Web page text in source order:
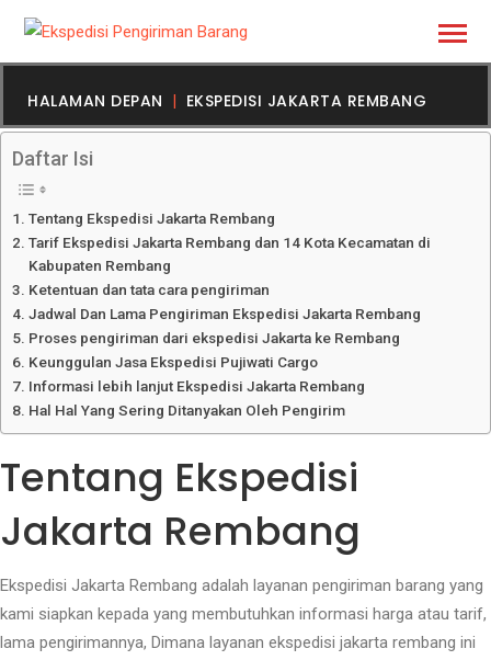
HALAMAN DEPAN EKSPEDISI JAKARTA REMBANG
Daftar Isi
Tentang Ekspedisi Jakarta Rembang
Tarif Ekspedisi Jakarta Rembang dan 14 Kota Kecamatan di
Kabupaten Rembang
Ketentuan dan tata cara pengiriman
Jadwal Dan Lama Pengiriman Ekspedisi Jakarta Rembang
Proses pengiriman dari ekspedisi Jakarta ke Rembang
Keunggulan Jasa Ekspedisi Pujiwati Cargo
Informasi lebih lanjut Ekspedisi Jakarta Rembang
Hal Hal Yang Sering Ditanyakan Oleh Pengirim
Tentang Ekspedisi
Jakarta Rembang
Ekspedisi Jakarta Rembang adalah layanan pengiriman barang yang
kami siapkan kepada yang membutuhkan informasi harga atau tarif,
lama pengirimannya, Dimana layanan ekspedisi jakarta rembang ini